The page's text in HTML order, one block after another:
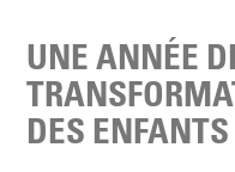
UNE ANNÉE
DES ENFANTS